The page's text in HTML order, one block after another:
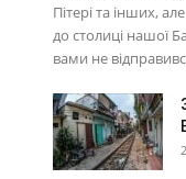
Пітері та інших,
до столиці нашої
вами не